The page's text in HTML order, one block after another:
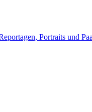
Portraits und